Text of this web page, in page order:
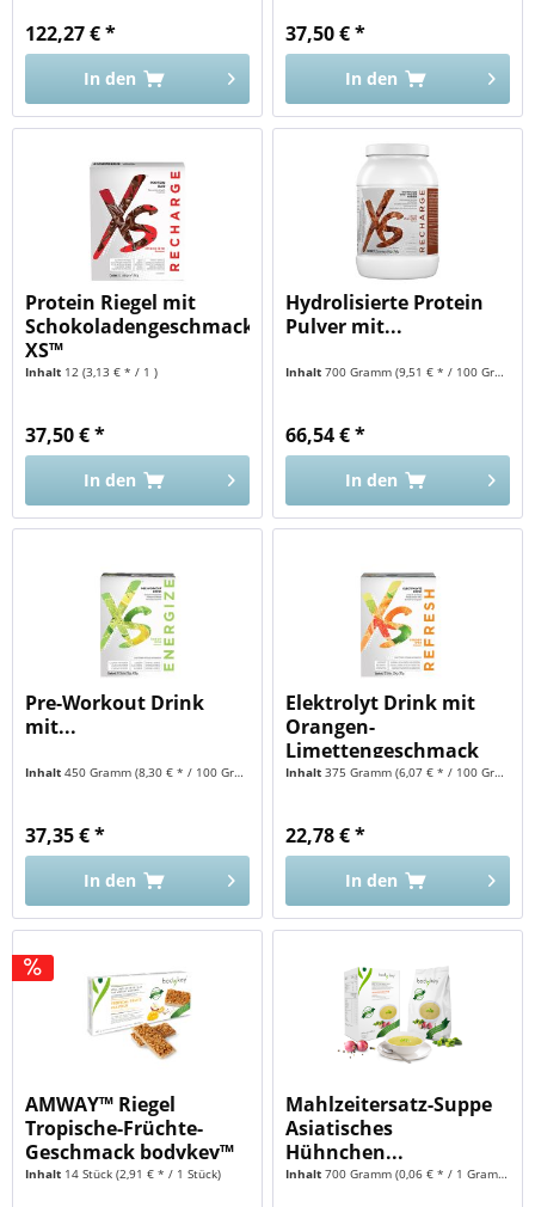
122,27 € *
In den
37,50 € *
In den
Protein Riegel mit
Schokoladengeschmack
XS™
Inhalt 12(3,13 € * / 1 )
37,50 € *
In den
Hydrolisierte Protein
Pulver mit...
Inhalt700 Gramm(9,51 € * / 100 Gramm)
66,54 € *
In den
Pre-Workout Drink
mit...
Inhalt450 Gramm(8,30 € * / 100 Gramm)
37,35 € *
In den
Elektrolyt Drink mit
Orangen-
Limettengeschmack
XS™
Inhalt375 Gramm(6,07 € * / 100 Gramm)
22,78 € *
In den
AMWAY™ Riegel
Tropische-Früchte-
Geschmack bodykey™
Inhalt 14 Stück(2,91 € * / 1 Stück)
Mahlzeitersatz-Suppe
Asiatisches
Hühnchen...
Inhalt700 Gramm(0,06 € * / 1 Gramm)